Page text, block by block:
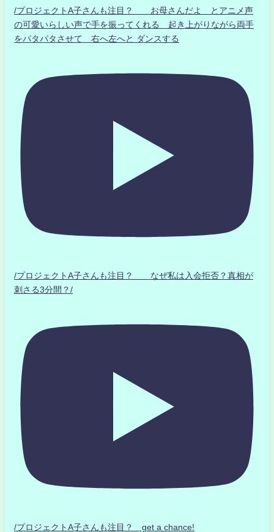
/プロジェクトA子さんも注目？ お母さんだよ とアニメ声
の可愛いらしい声で手を振ってくれる 起き上がりながら両手
をパタパタさせて 右へ左へと ダンスする
/プロジェクトA子さんも注目？ なぜ私は入会拒否？真相が
刺さる3分間？/
/プロジェクトA子さんも注目？ get a chance!